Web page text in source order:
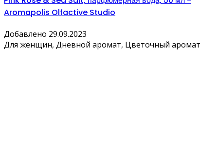
Aromapolis Olfactive Studio
Добавлено 29.09.2023
Для женщин, Дневной аромат, Цветочный аромат